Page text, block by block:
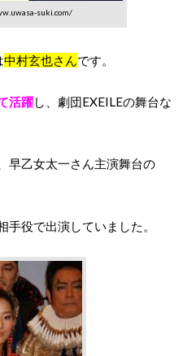
suki.com/
中村玄也さんです。
活躍し、 劇団EXEILEの舞台な
早乙女太一さん主演舞台の
役で出演していました。